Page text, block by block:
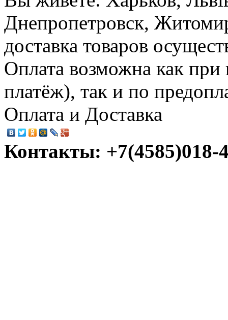
Днепропетровск,
доставка товаров
Оплата возможна как
платёж), так и по
Оплата и Доставка
Контакты: